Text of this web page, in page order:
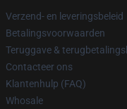
Verzend- en leveringsbeleid
Betalingsvoorwaarden
Teruggave &
Contacteer ons
Klantenhulp (FAQ)
Whosale